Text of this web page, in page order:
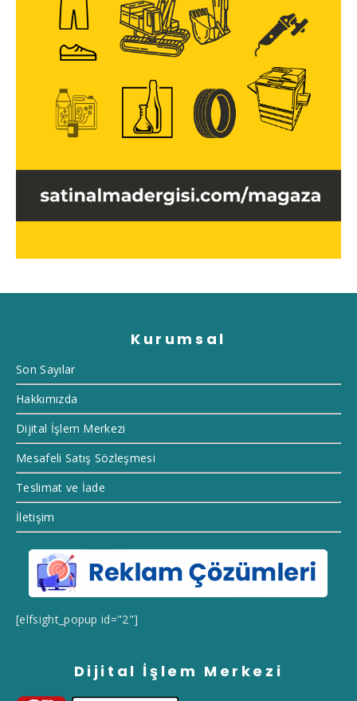
Kurumsal
Son Sayılar
Hakkımızda
Dijital İşlem Merkezi
Mesafeli Satış Sözleşmesi
Teslimat ve İade
İletişim
[elfsight_popup id="2"]
Dijital İşlem Merkezi